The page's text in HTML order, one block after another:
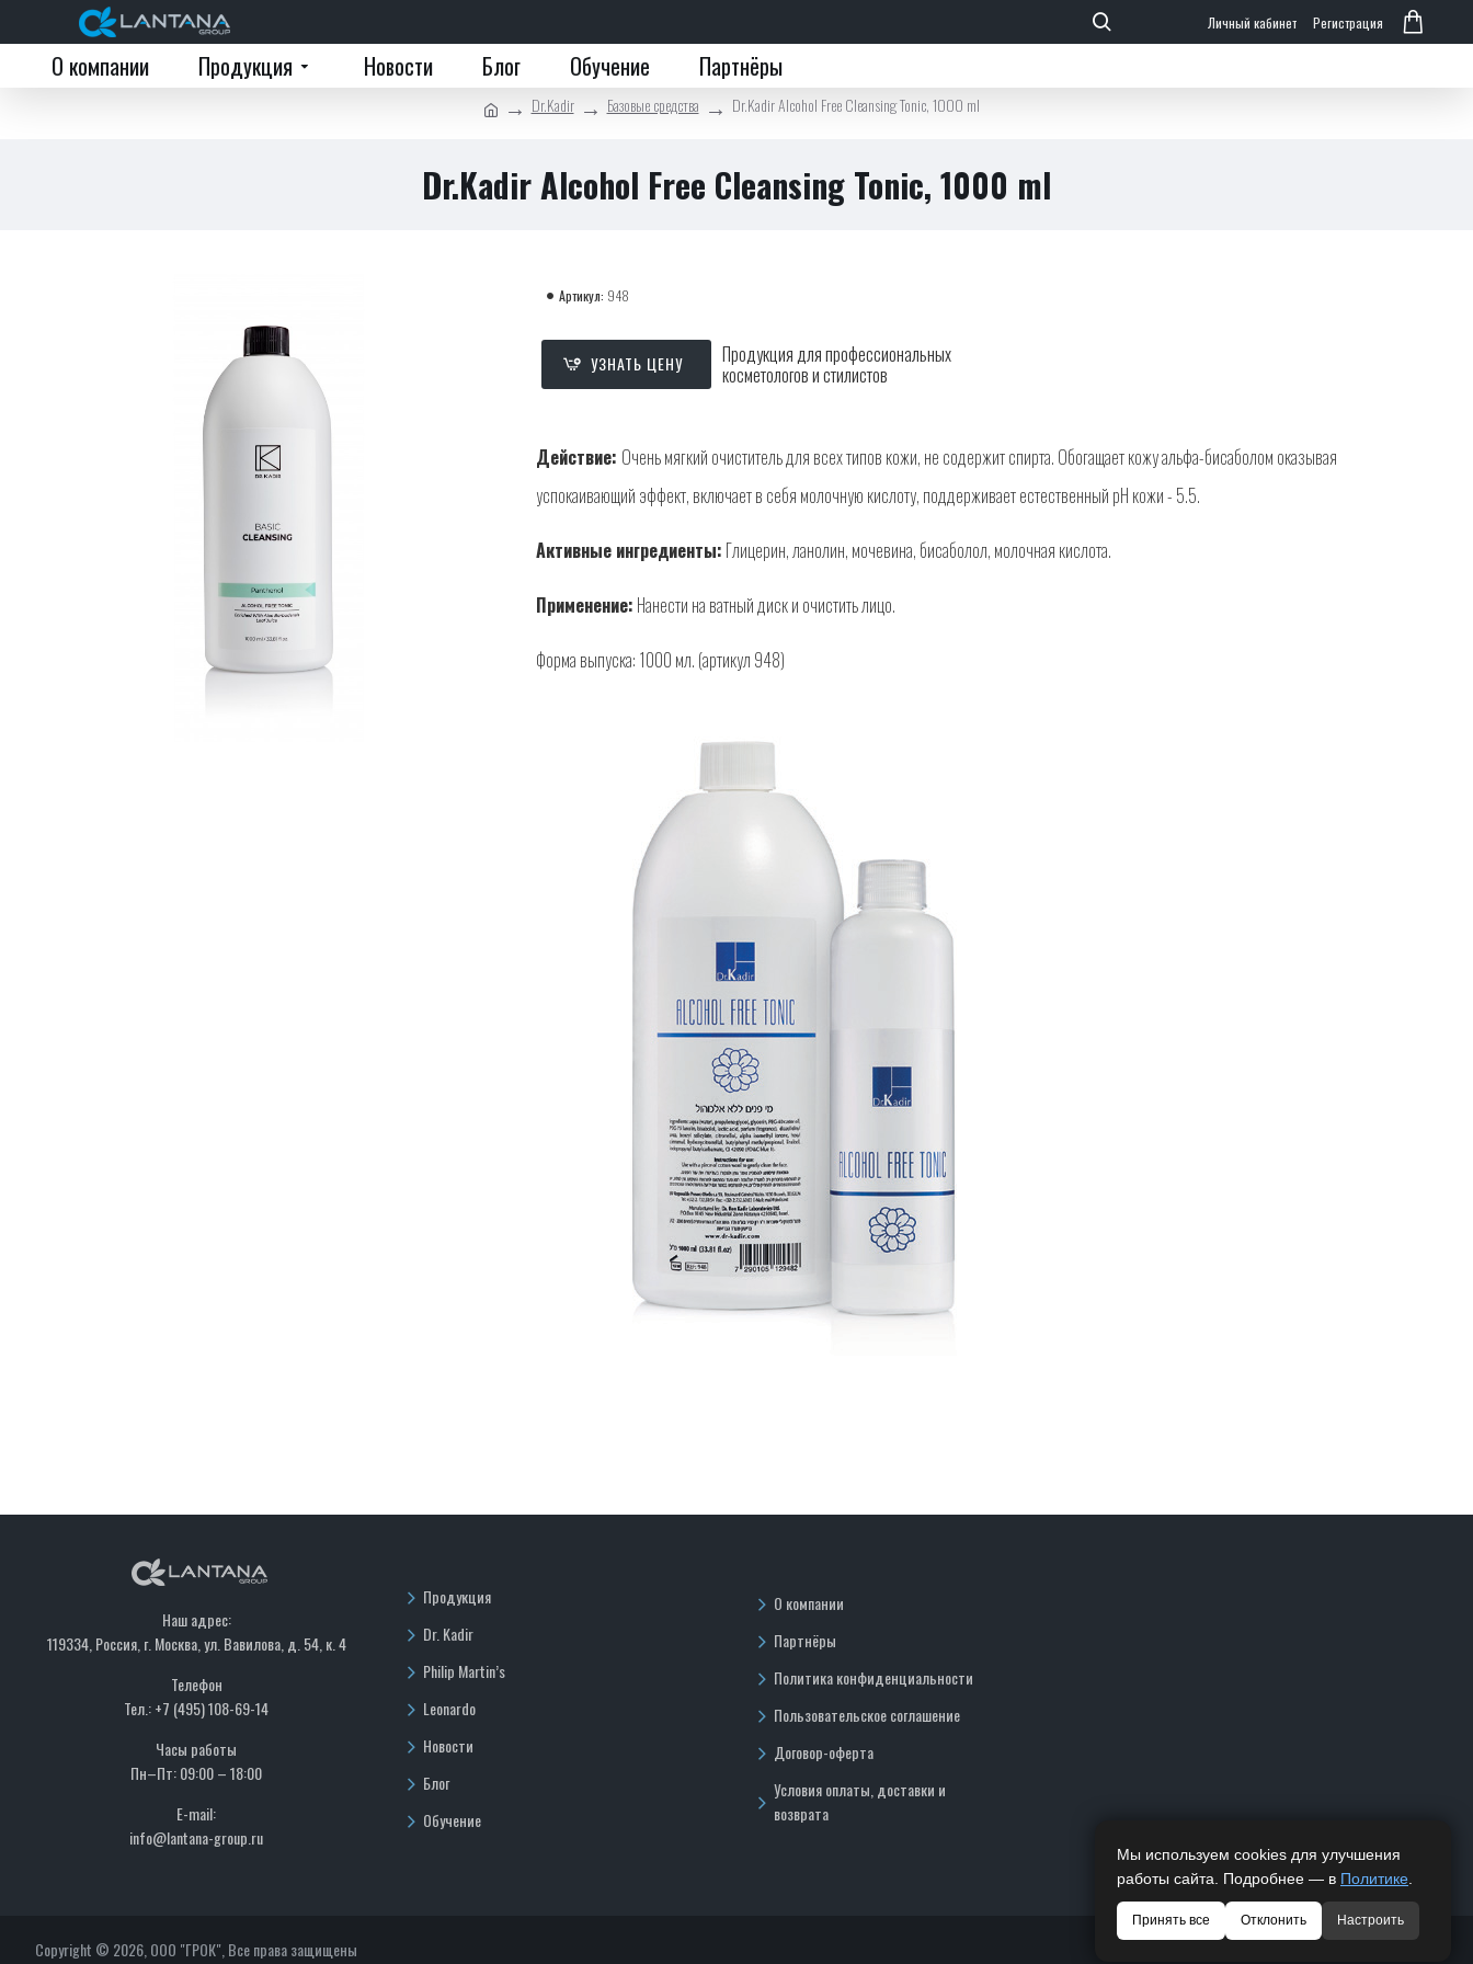
Личный кабинет Регистрация
О компании Продукция Новости Блог Обучение Партнёры
Dr.Kadir Базовые средства Dr.Kadir Alcohol Free Cleansing Tonic, 1000 ml
Dr.Kadir Alcohol Free Cleansing Tonic, 1000 ml
Артикул: 948
УЗНАТЬ ЦЕНУ Продукция для профессиональных
косметологов и стилистов
Действие: Очень мягкий очиститель для всех типов кожи, не содержит спирта. Обогащает кожу альфа-бисаболом оказывая
успокаивающий эффект, включает в себя молочную кислоту, поддерживает естественный pH кожи - 5.5.
Активные ингредиенты: Глицерин, ланолин, мочевина, бисаболол, молочная кислота.
Применение: Нанести на ватный диск и очистить лицо.
Форма выпуска: 1000 мл. (артикул 948)
Наш адрес:
119334, Россия, г. Москва, ул. Вавилова, д. 54, к. 4
Телефон
Тел.: +7 (495) 108-69-14
Часы работы
Пн–Пт: 09:00 – 18:00
E-mail:
info@lantana-group.ru
Продукция
Dr. Kadir
Philip Martin’s
Leonardo
Новости
Блог
Обучение
О компании
Партнёры
Политика конфиденциальности
Пользовательское соглашение
Договор-оферта
Условия оплаты, доставки и
возврата
Copyright © 2026, ООО "ГРОК", Все права защищены
Мы используем cookies для улучшения
работы сайта. Подробнее — в Политике
Принять все Отклонить Настроить